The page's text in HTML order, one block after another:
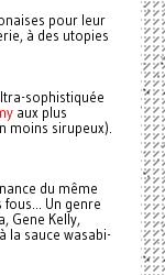
pour leur
à des utopies
sophistiquée
aux plus
moins sirupeux).
du même
Un genre
Gene Kelly,
la sauce wasabi-